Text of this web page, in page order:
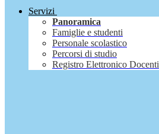
Servizi
Panoramica
Famiglie e studenti
Personale scolastico
Percorsi di studio
Registro Elettronico Docenti